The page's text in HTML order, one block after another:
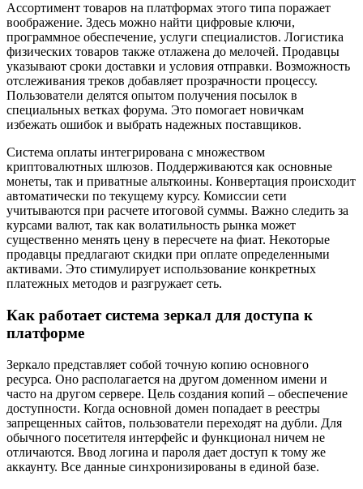
Ассортимент товаров на платформах этого типа поражает
воображение. Здесь можно найти цифровые ключи,
программное обеспечение, услуги специалистов. Логистика
физических товаров также отлажена до мелочей. Продавцы
указывают сроки доставки и условия отправки. Возможность
отслеживания треков добавляет прозрачности процессу.
Пользователи делятся опытом получения посылок в
специальных ветках форума. Это помогает новичкам
избежать ошибок и выбрать надежных поставщиков.
Система оплаты интегрирована с множеством
криптовалютных шлюзов. Поддерживаются как основные
монеты, так и приватные альткоины. Конвертация происходит
автоматически по текущему курсу. Комиссии сети
учитываются при расчете итоговой суммы. Важно следить за
курсами валют, так как волатильность рынка может
существенно менять цену в пересчете на фиат. Некоторые
продавцы предлагают скидки при оплате определенными
активами. Это стимулирует использование конкретных
платежных методов и разгружает сеть.
Как работает система зеркал для доступа к
платформе
Зеркало представляет собой точную копию основного
ресурса. Оно располагается на другом доменном имени и
часто на другом сервере. Цель создания копий – обеспечение
доступности. Когда основной домен попадает в реестры
запрещенных сайтов, пользователи переходят на дубли. Для
обычного посетителя интерфейс и функционал ничем не
отличаются. Ввод логина и пароля дает доступ к тому же
аккаунту. Все данные синхронизированы в единой базе.